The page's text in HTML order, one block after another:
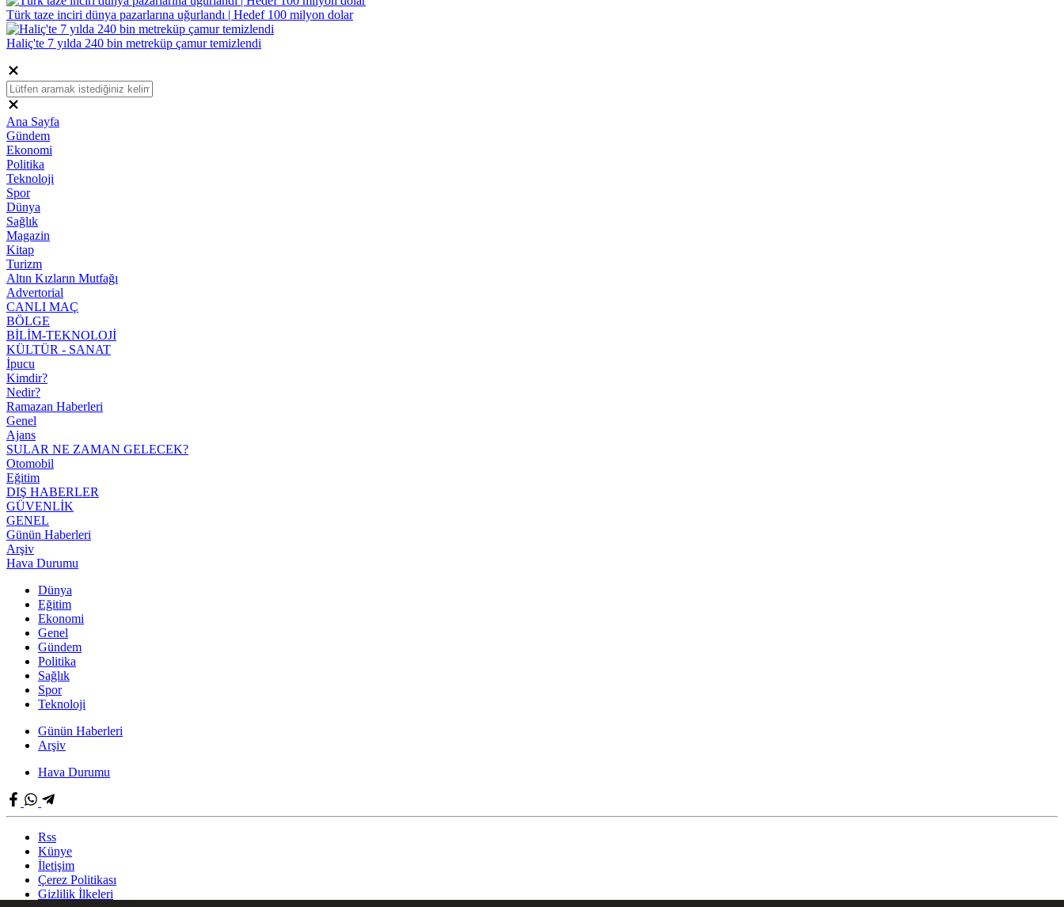
Türk taze inciri dünya pazarlarına uğurlandı | Hedef 100 milyon dolar
Haliç'te 7 yılda 240 bin metreküp çamur temizlendi
Ana Sayfa
Gündem
Ekonomi
Politika
Teknoloji
Spor
Dünya
Sağlık
Magazin
Kitap
Turizm
Altın Kızların Mutfağı
Advertorial
CANLI MAÇ
BÖLGE
BİLİM-TEKNOLOJİ
KÜLTÜR - SANAT
İpucu
Kimdir?
Nedir?
Ramazan Haberleri
Genel
Ajans
SULAR NE ZAMAN GELECEK?
Otomobil
Eğitim
DIŞ HABERLER
GÜVENLİK
GENEL
Günün Haberleri
Arşiv
Hava Durumu
Dünya
Eğitim
Ekonomi
Genel
Gündem
Politika
Sağlık
Spor
Teknoloji
Günün Haberleri
Arşiv
Hava Durumu
Rss
Künye
İletişim
Çerez Politikası
Gizlilik İlkeleri